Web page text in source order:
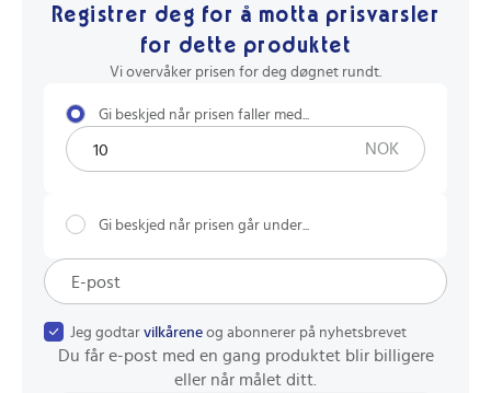
Registrer deg for å motta prisvarsler
for dette produktet
Vi overvåker prisen for deg døgnet rundt.
Gi beskjed når prisen faller med...
NOK
Gi beskjed når prisen går under...
Jeg godtar vilkårene og abonnerer på nyhetsbrevet
Du får e-post med en gang produktet blir billigere
eller når målet ditt.